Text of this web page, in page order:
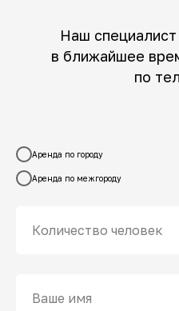
Наш
в ближайшее
по
Аренда по городу
Аренда по межгороду